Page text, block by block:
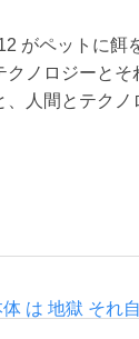
がペットに餌
クノロジーと
人間とテク
は 地獄 それ